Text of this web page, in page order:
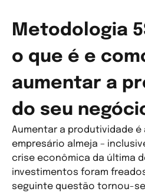
Metodologia
o que é e
aumentar a
do seu
Aumentar a produtividade
empresário almeja –
crise econômica da última
investimentos foram
seguinte questão tornou-